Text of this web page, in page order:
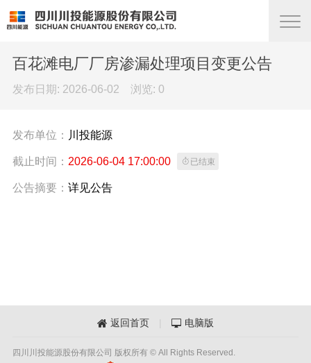
百花滩电厂厂房渗漏处理项目变更公告
发布日期: 2026-06-02 浏览: 0
发布单位： 川投能源
截止时间： 2026-06-04 17:00:00  已结束
公告摘要： 详见公告
 返回首页  电脑版
四川川投能源股份有限公司 版权所有 © All Rights Reserved.